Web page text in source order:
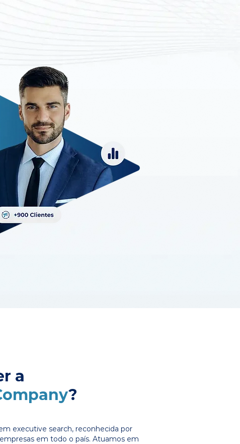
a
?
executive search, reconhecida por
em todo o país. Atuamos em